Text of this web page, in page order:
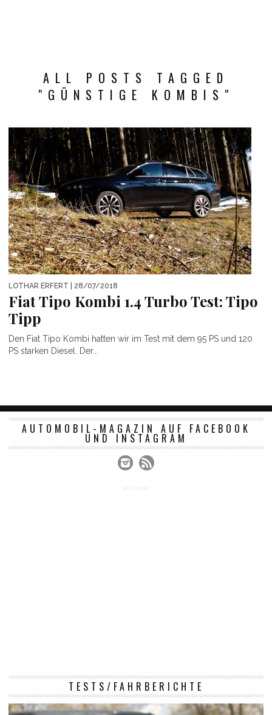
ALL POSTS TAGGED
"GÜNSTIGE KOMBIS"
LOTHAR ERFERT | 28/07/2018
Fiat Tipo Kombi 1.4 Turbo Test: Tipo
Tipp
Den Fiat Tipo Kombi hatten wir im Test mit dem 95 PS und 120
PS starken Diesel. Der...
AUTOMOBIL-MAGAZIN AUF FACEBOOK
UND INSTAGRAM
ANZEIGE
TESTS/FAHRBERICHTE